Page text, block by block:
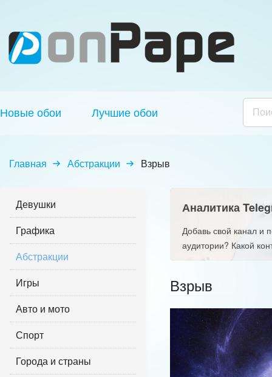
Новые обои Лучшие обои
Главная Абстракции Взрыв
Девушки
Графика
Абстракции
Игры
Авто и мото
Спорт
Города и страны
Аналитика
Добавь свой канал и
аудитории? Какой
Взрыв